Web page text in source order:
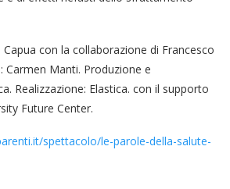
con la collaborazione di Francesco
Carmen Manti. Produzione e
Realizzazione: Elastica. con il supporto
Future Center.
spettacolo/le-parole-della-salute-